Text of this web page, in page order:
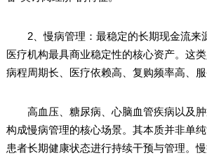
2、慢病管理：最稳定的长期现金流来
医疗机构最具商业稳定性的核心资产。这
病程周期长、医疗依赖高、复购频率高、服
高血压、糖尿病、心脑血管疾病以及肿
构成慢病管理的核心场景。其本质并非单
患者长期健康状态进行持续干预与管理。